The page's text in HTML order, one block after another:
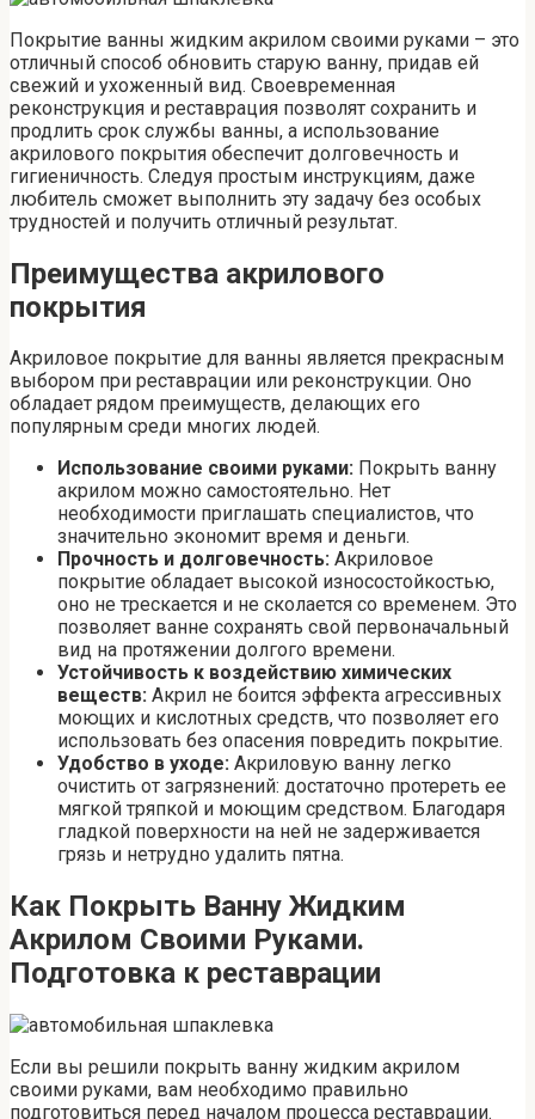
Покрытие ванны жидким акрилом своими руками – это
отличный способ обновить старую ванну, придав ей
свежий и ухоженный вид. Своевременная
реконструкция и реставрация позволят сохранить и
продлить срок службы ванны, а использование
акрилового покрытия обеспечит долговечность и
гигиеничность. Следуя простым инструкциям, даже
любитель сможет выполнить эту задачу без особых
трудностей и получить отличный результат.
Преимущества акрилового
покрытия
Акриловое покрытие для ванны является прекрасным
выбором при реставрации или реконструкции. Оно
обладает рядом преимуществ, делающих его
популярным среди многих людей.
Использование своими руками: Покрыть ванну
акрилом можно самостоятельно. Нет
необходимости приглашать специалистов, что
значительно экономит время и деньги.
Прочность и долговечность: Акриловое
покрытие обладает высокой износостойкостью,
оно не трескается и не сколается со временем. Это
позволяет ванне сохранять свой первоначальный
вид на протяжении долгого времени.
Устойчивость к воздействию химических
веществ: Акрил не боится эффекта агрессивных
моющих и кислотных средств, что позволяет его
использовать без опасения повредить покрытие.
Удобство в уходе: Акриловую ванну легко
очистить от загрязнений: достаточно протереть ее
мягкой тряпкой и моющим средством. Благодаря
гладкой поверхности на ней не задерживается
грязь и нетрудно удалить пятна.
Как Покрыть Ванну Жидким
Акрилом Своими Руками.
Подготовка к реставрации
Если вы решили покрыть ванну жидким акрилом
своими руками, вам необходимо правильно
подготовиться перед началом процесса реставрации.